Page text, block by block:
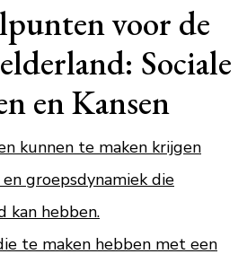
voor de
Sociale
en Kansen
kunnen te maken krijgen
groepsdynamiek die
kan hebben.
te maken hebben met een